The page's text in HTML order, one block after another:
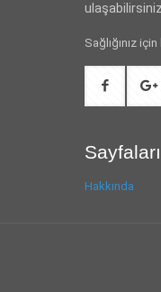
ulaşabilirsiniz.
Sağlığınız
Hakkında